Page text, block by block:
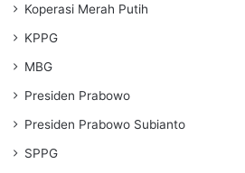
Koperasi Merah Putih
KPPG
MBG
Presiden Prabowo
Presiden Prabowo Subianto
SPPG